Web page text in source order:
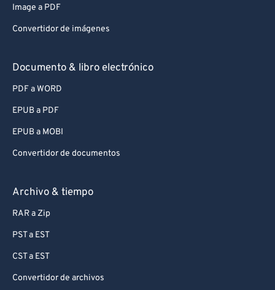
Image a PDF
Convertidor de imágenes
Documento & libro electrónico
PDF a WORD
EPUB a PDF
EPUB a MOBI
Convertidor de documentos
Archivo & tiempo
RAR a Zip
PST a EST
CST a EST
Convertidor de archivos